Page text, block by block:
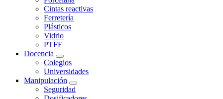
Cintas reactivas
Ferretería
Plásticos
Vidrio
PTFE
Docencia
Colegios
Universidades
Manipulación
Seguridad